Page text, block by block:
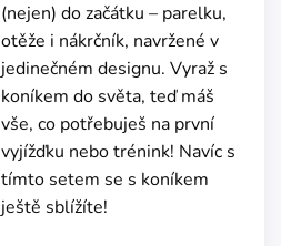
(nejen) do začátku – parelku,
otěže i nákrčník, navržené v
jedinečném designu. Vyraž s
koníkem do světa, teď máš
vše, co potřebuješ na první
vyjížďku nebo trénink! Navíc s
tímto setem se s koníkem
ještě sblížíte!